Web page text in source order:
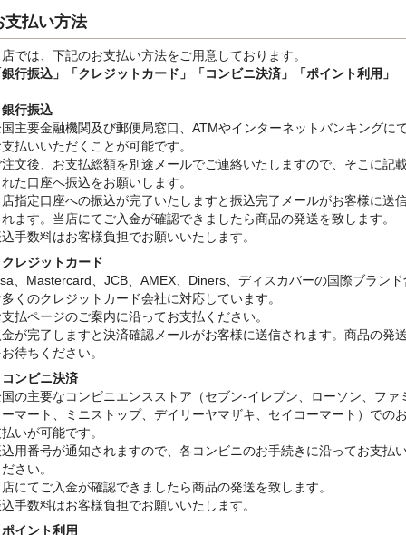
支払い方法
では、下記のお支払い方法をご用意しております。
行振込」
「クレジットカード」「コンビニ決済」「ポイント利用」
行振込
主要金融機関及び郵便局窓口、ATMやインターネットバンキングに
払いいただくことが可能です。
文後、お支払総額を別途メールでご連絡いたしますので、そこに記
た口座へ振込をお願いします。
指定口座への振込が完了いたしますと振込完了メールがお客様に送
ます。当店にてご入金が確認できましたら商品の発送を致します。
手数料はお客様負担でお願いいたします。
レジットカード
、Mastercard、JCB、AMEX、Diners、ディスカバーの国際ブランド
くのクレジットカード会社に対応しています。
払ページのご案内に沿ってお支払ください。
が完了しますと決済確認メールがお客様に送信されます。商品の発
待ちください。
ンビニ決済
の主要なコンビニエンスストア（セブン-イレブン、ローソン、ファ
マート、ミニストップ、デイリーヤマザキ、セイコーマート）での
いが可能です。
用番号が通知されますので、各コンビニのお手続きに沿ってお支払
さい。
にてご入金が確認できましたら商品の発送を致します。
手数料はお客様負担でお願いいたします。
イント利用